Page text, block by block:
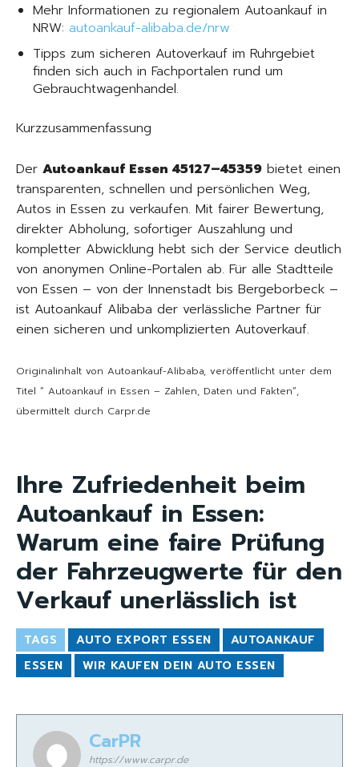
Mehr Informationen zu regionalem Autoankauf in
NRW: autoankauf-alibaba.de/nrw
Tipps zum sicheren Autoverkauf im Ruhrgebiet
finden sich auch in Fachportalen rund um
Gebrauchtwagenhandel.
Kurzzusammenfassung
Der Autoankauf Essen 45127–45359 bietet einen
transparenten, schnellen und persönlichen Weg,
Autos in Essen zu verkaufen. Mit fairer Bewertung,
direkter Abholung, sofortiger Auszahlung und
kompletter Abwicklung hebt sich der Service deutlich
von anonymen Online-Portalen ab. Für alle Stadtteile
von Essen – von der Innenstadt bis Bergeborbeck –
ist Autoankauf Alibaba der verlässliche Partner für
einen sicheren und unkomplizierten Autoverkauf.
Originalinhalt von Autoankauf-Alibaba, veröffentlicht unter dem
Titel “ Autoankauf in Essen – Zahlen, Daten und Fakten“,
übermittelt durch Carpr.de
Ihre Zufriedenheit beim
Autoankauf in Essen:
Warum eine faire Prüfung
der Fahrzeugwerte für den
Verkauf unerlässlich ist
TAGS AUTO EXPORT ESSEN
AUTOANKAUF
ESSEN
WIR KAUFEN DEIN AUTO ESSEN
CarPR
https://www.carpr.de